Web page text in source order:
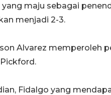
yang maju sebagai
menjadi 2-3.
Alvarez memperoleh
Fidalgo yang